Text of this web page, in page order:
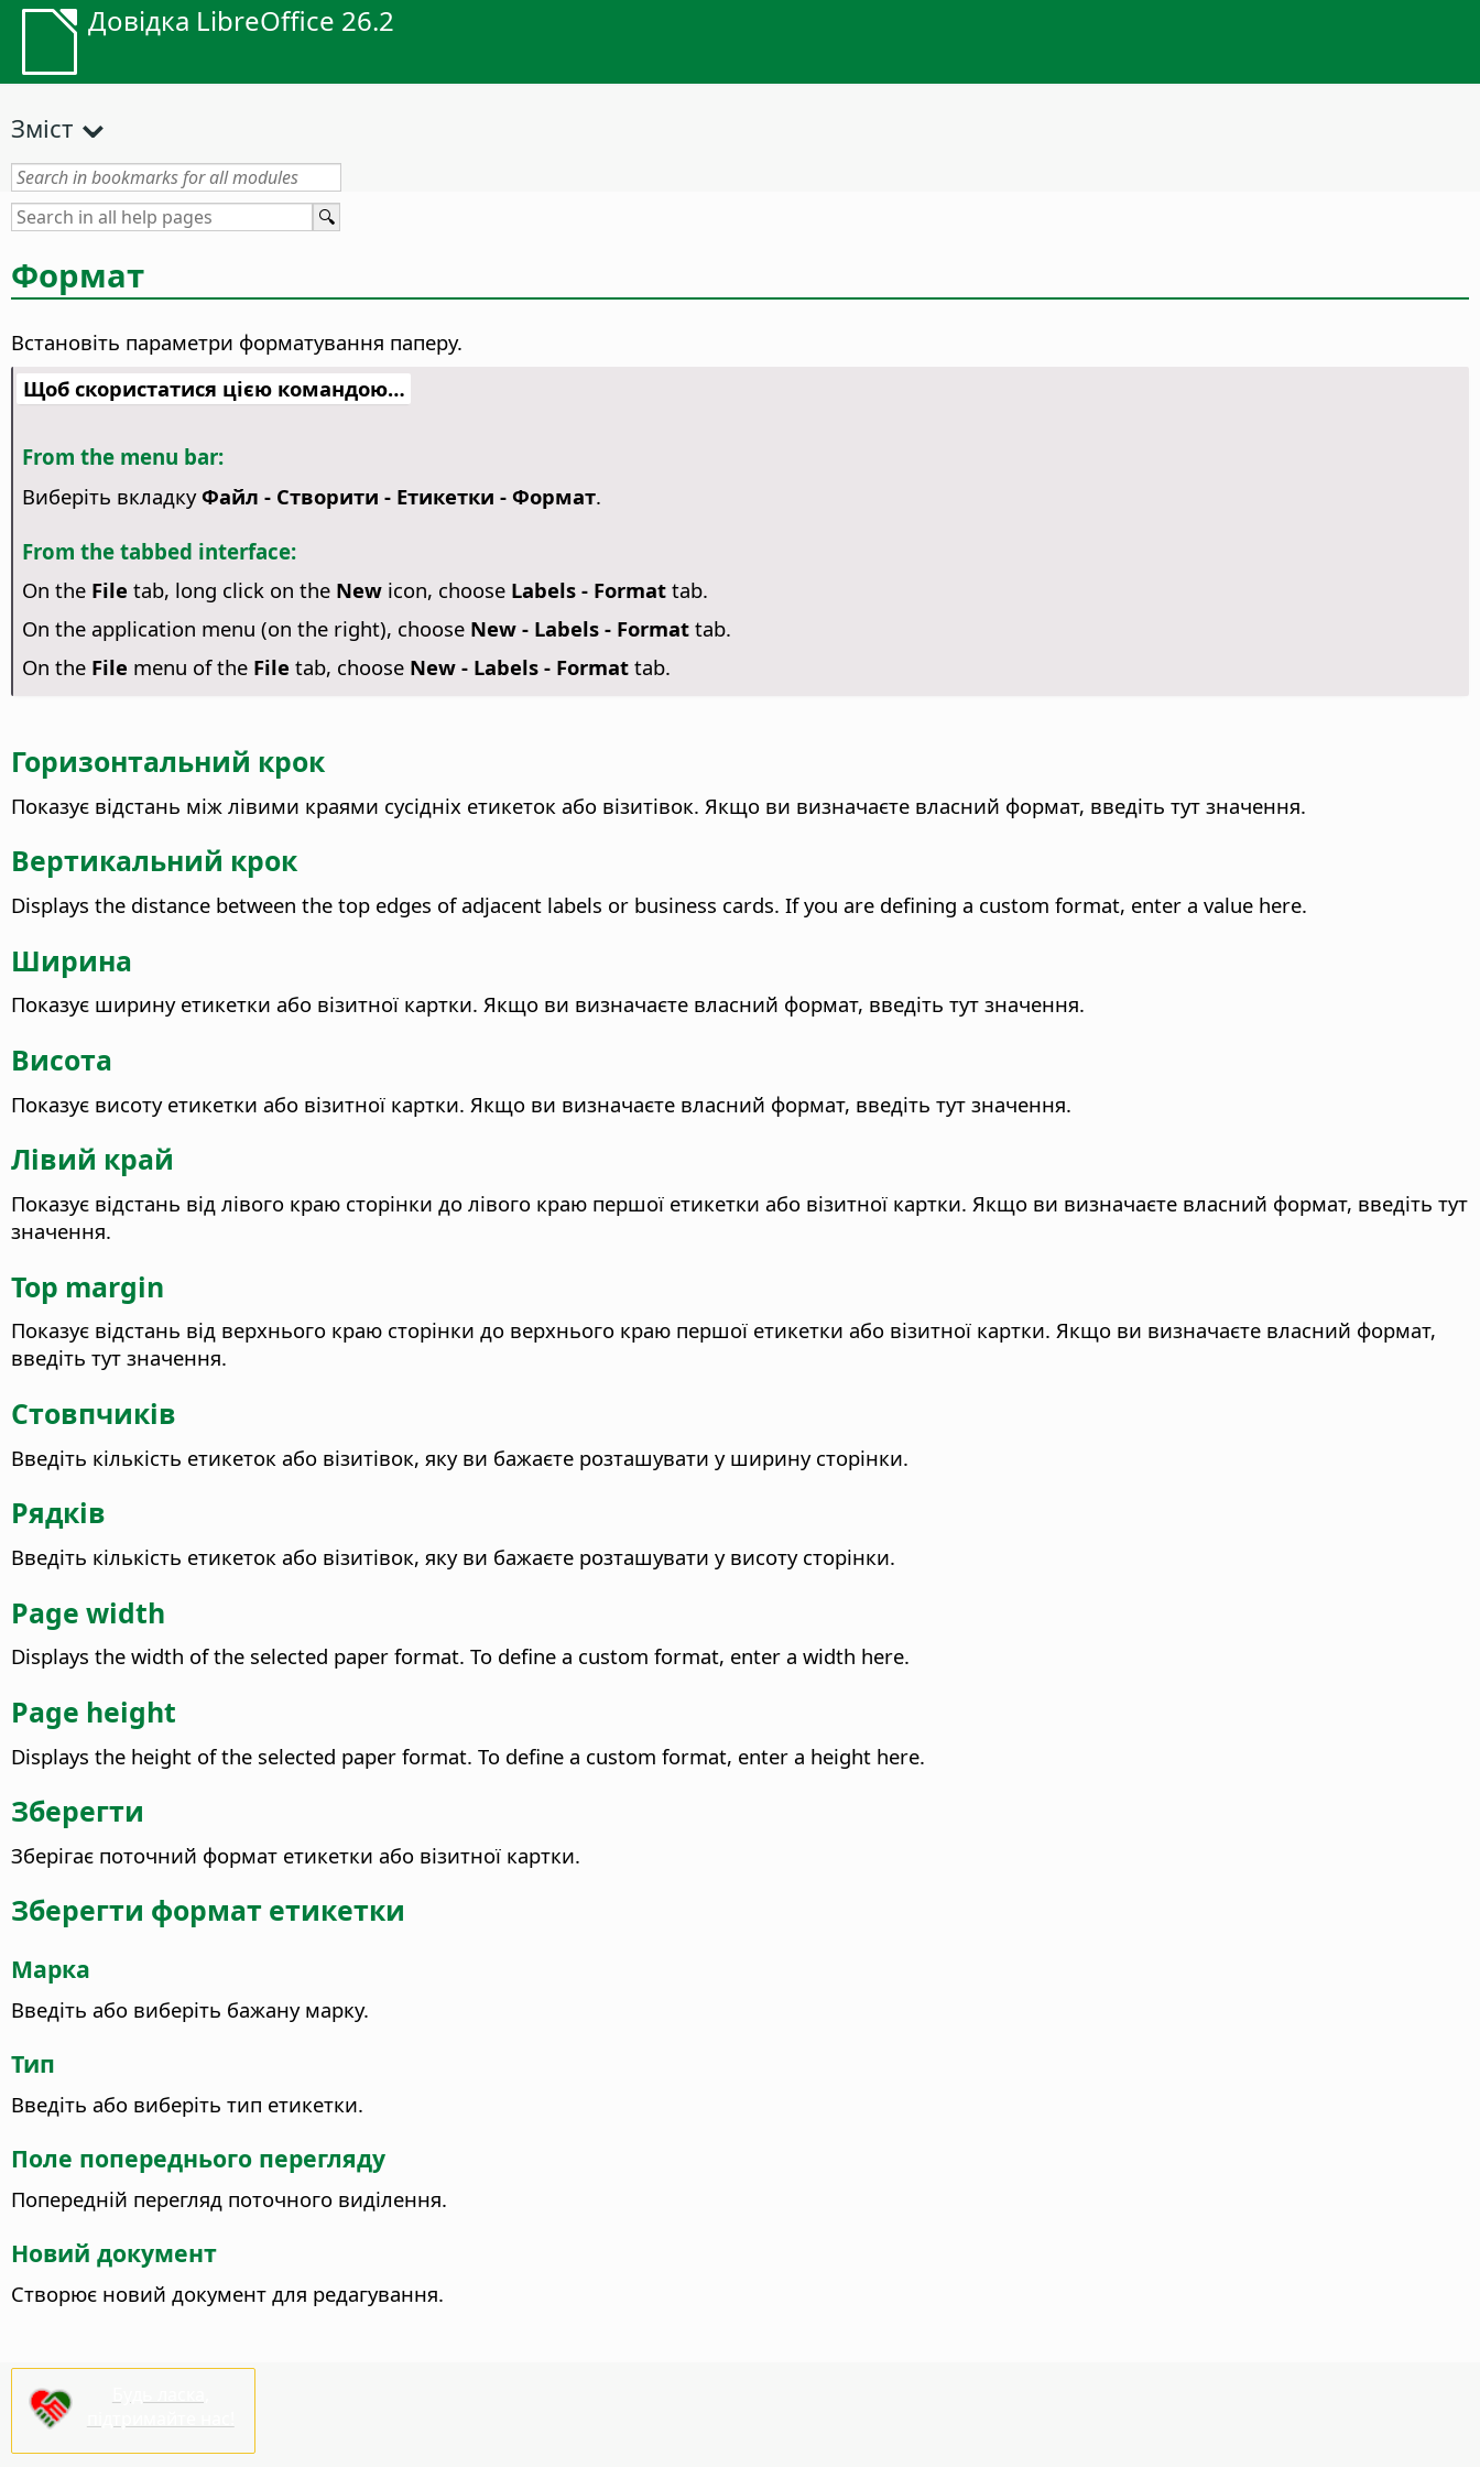
Довідка LibreOffice 26.2
Зміст
Формат
Встановіть параметри форматування паперу.
Щоб скористатися цією командою…
From the menu bar:
Виберіть вкладкуФайл - Створити - Етикетки - Формат.
From the tabbed interface:
On the File tab, long click on the Newicon, choose Labels - Formattab.
On the application menu (on the right), choose New - Labels - Formattab.
On the File menu of the File tab, choose New - Labels - Formattab.
Горизонтальний крок
Показує відстань між лівими краями сусідніх етикеток або візитівок. Якщо ви визначаєте власний формат, введіть тут значення.
Вертикальний крок
Displays the distance between the top edges of adjacent labels or business cards. If you are defining a custom format, enter a value here.
Ширина
Показує ширину етикетки або візитної картки. Якщо ви визначаєте власний формат, введіть тут значення.
Висота
Показує висоту етикетки або візитної картки. Якщо ви визначаєте власний формат, введіть тут значення.
Лівий край
Показує відстань від лівого краю сторінки до лівого краю першої етикетки або візитної картки. Якщо ви визначаєте власний формат, введіть тут
значення.
Top margin
Показує відстань від верхнього краю сторінки до верхнього краю першої етикетки або візитної картки. Якщо ви визначаєте власний формат,
введіть тут значення.
Стовпчиків
Введіть кількість етикеток або візитівок, яку ви бажаєте розташувати у ширину сторінки.
Рядків
Введіть кількість етикеток або візитівок, яку ви бажаєте розташувати у висоту сторінки.
Page width
Displays the width of the selected paper format. To define a custom format, enter a width here.
Page height
Displays the height of the selected paper format. To define a custom format, enter a height here.
Зберегти
Зберігає поточний формат етикетки або візитної картки.
Зберегти формат етикетки
Марка
Введіть або виберіть бажану марку.
Тип
Введіть або виберіть тип етикетки.
Поле попереднього перегляду
Попередній перегляд поточного виділення.
Новий документ
Створює новий документ для редагування.